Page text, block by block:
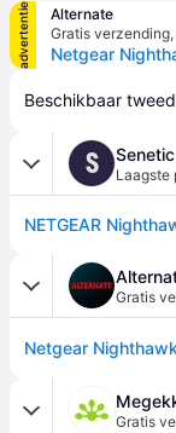
advertentie
Alternate
Gratis verzending,
Beschikbaar
S Senetic
Laagste
Gratis
Gratis